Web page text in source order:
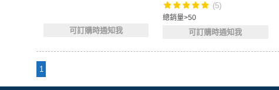
可訂購時通知我
總銷量>50
(5)
可訂購時通知我
1